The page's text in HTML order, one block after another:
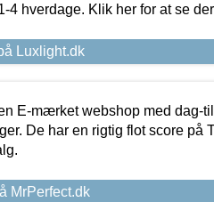
4 hverdage. Klik her for at se
Luxlight.dk
E-mærket webshop med dag-
De har en rigtig flot score på
MrPerfect.dk